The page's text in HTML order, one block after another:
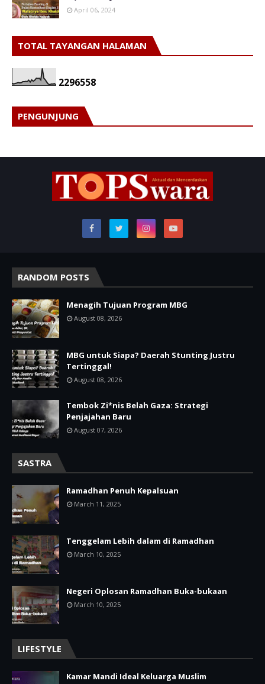
April 06, 2024
TOTAL TAYANGAN HALAMAN
2296558
PENGUNJUNG
RANDOM POSTS
Menagih Tujuan Program MBG
August 08, 2026
MBG untuk Siapa? Daerah Stunting Justru
Tertinggal!
August 08, 2026
Tembok Zi*nis Belah Gaza: Strategi
Penjajahan Baru
August 07, 2026
SASTRA
Ramadhan Penuh Kepalsuan
March 11, 2025
Tenggelam Lebih dalam di Ramadhan
March 10, 2025
Negeri Oplosan Ramadhan Buka-bukaan
March 10, 2025
LIFESTYLE
Kamar Mandi Ideal Keluarga Muslim